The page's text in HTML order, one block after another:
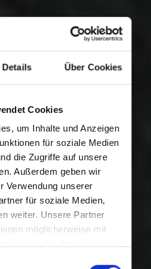
Details Über Cookies
Cookies
um Inhalte und Anzeigen
für soziale Medien
die Zugriffe auf unsere
Außerdem geben wir
Verwendung unserer
für soziale Medien,
weiter. Unsere Partner
möglicherweise mit